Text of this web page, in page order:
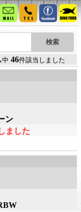
中 46件該当しました
ン
ました